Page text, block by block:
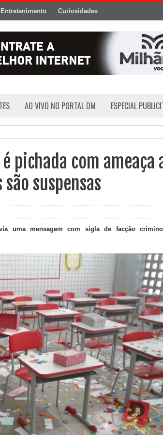
Entretenimento Curiosidades
AO VIVO NO PORTAL DM ESPECIAL
pichada com ameaça
suspensas
uma mensagem com sigla de facção